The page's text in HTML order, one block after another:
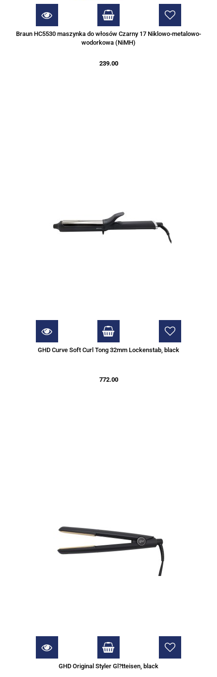
Braun HC5530 maszynka do włosów Czarny 17 Niklowo-metalowo-
wodorkowa (NiMH)
239.00
GHD Curve Soft Curl Tong 32mm Lockenstab, black
772.00
GHD Original Styler Gl?tteisen, black